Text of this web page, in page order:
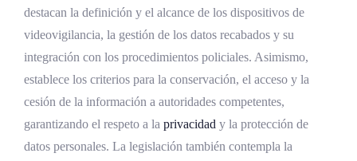
DISPOSICIONES TRANSITORIAS
TRANSITORIO I
TRANSITORIO II
Preguntas frecuentes sobre la Ley 10870,
Cámaras Corporales y Vehiculares en la
Policía
destacan la definición y el alcance de los dispositivos de
videovigilancia, la gestión de los datos recabados y su
integración con los procedimientos policiales. Asimismo,
establece los criterios para la conservación, el acceso y la
cesión de la información a autoridades competentes,
garantizando el respeto a la privacidad y la protección de
datos personales. La legislación también contempla la